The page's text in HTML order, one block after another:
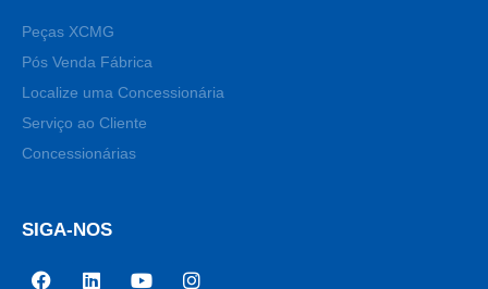
Peças XCMG
Pós Venda Fábrica
Localize uma Concessionária
Serviço ao Cliente
Concessionárias
SIGA-NOS